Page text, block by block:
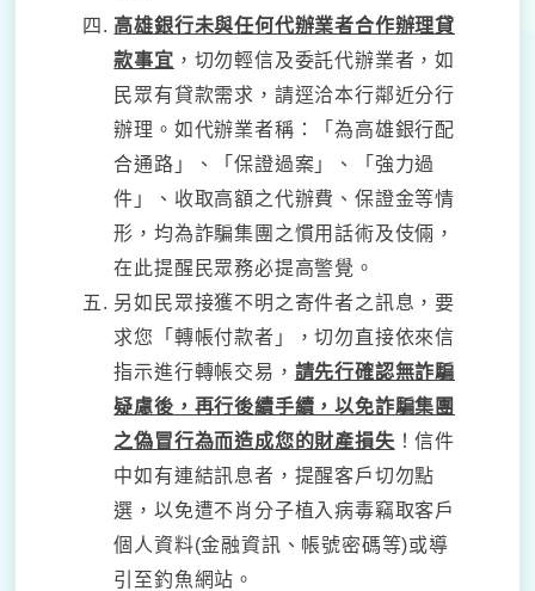
高雄銀行未與任何代辦業者合作辦理貸
款事宜 ，切勿輕信及委託代辦業者，如
民眾有貸款需求，請逕洽本行鄰近分行
辦理。如代辦業者稱：「為高雄銀行配
合通路」、「保證過案」、「強力過
件」、收取高額之代辦費、保證金等情
形，均為詐騙集團之慣用話術及伎倆，
在此提醒民眾務必提高警覺。
另如民眾接獲不明之寄件者之訊息，要
求您「轉帳付款者」，切勿直接依來信
指示進行轉帳交易， 請先行確認無詐騙
疑慮後，再行後續手續，以免詐騙集團
之偽冒行為而造成您的財產損失 ！信件
中如有連結訊息者，提醒客戶切勿點
選，以免遭不肖分子植入病毒竊取客戶
個人資料(金融資訊、帳號密碼等)或導
引至釣魚網站。